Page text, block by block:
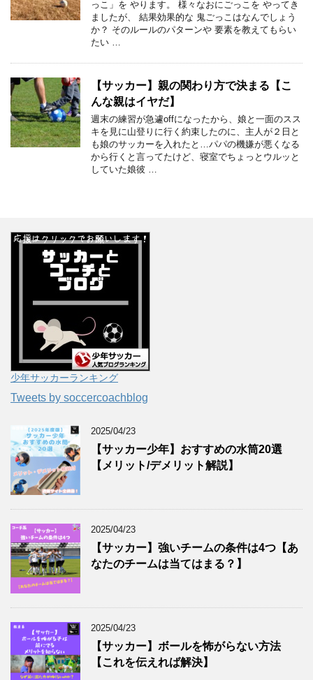
っこ」を やります。 様々なおにごっこを やってき
ましたが、 結果効果的な 鬼ごっこはなんでしょう
か？ そのルールのパターンや 要素を教えてもらい
たい …
【サッカー】親の関わり方で決まる【こ
んな親はイヤだ】
週末の練習が急遽offになったから、娘と一面のスス
キを見に山登りに行く約束したのに、主人が２日と
も娘のサッカーを入れたと…パパの機嫌が悪くなる
から行くと言ってたけど、寝室でちょっとウルッと
していた娘彼 …
少年サッカーランキング
Tweets by soccercoachblog
2025/04/23
【サッカー少年】おすすめの水筒20選
【メリット/デメリット解説】
2025/04/23
【サッカー】強いチームの条件は4つ【あ
なたのチームは当てはまる？】
2025/04/23
【サッカー】ボールを怖がらない方法
【これを伝えれば解決】